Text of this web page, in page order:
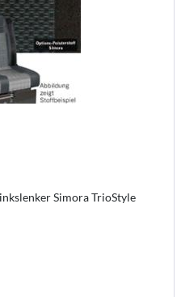
Simora TrioStyle